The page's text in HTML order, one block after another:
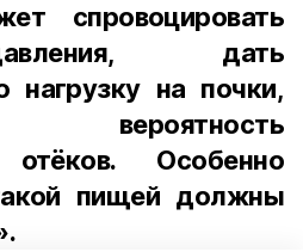
спровоцировать
дать
нагрузку на почки,
вероятность
отёков. Особенно
пищей должны